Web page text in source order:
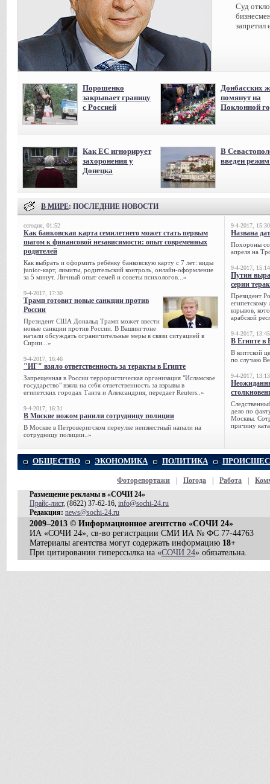
Суд
запретил
Порошенко
закрывает границу
с Россией
Донбасских
помянут на
Поклонной
Как ЕС игнорирует
захоронения у
Донецка
В
введен
В МИРЕ: ПОСЛЕДНИЕ НОВОСТИ
сегодня, 01:52
Как банковская карта семилетнего может стать первым
шагом к финансовой независимости: опыт современных
родителей
Как выбрать и оформить ребёнку банковскую карту с 7 лет: виды
junior-карт, лимиты, родительский контроль, онлайн-оформление
за 5 минут. Личный опыт семей и советы психологов...»
9-4-2017, 17:30
Трамп готовит новые санкции против
России
Президент США Дональд Трамп может ввести
новые санкции против России. В Вашингтоне
начали обсуждать ограничительные меры в связи ситуацией в
Сирии...»
9-4-2017, 16:46
"ИГ" взяло ответственность за теракты в Египте
Запрещенная в России террористическая организация "Исламское
государство" взяла на себя ответственность за взрывы в
египетских городах Танта и Александрия, передает Reuters..»
9-4-2017, 16:31
В Москве ножом ранили сотрудницу полиции
В Москве в Петроверигском переулке неизвестный напали на
сотрудницу полиции..»
9-4-2017, 15:30
Названа
Похороны
апреля на
9-4-2017, 15:14
Путин
серии
Президент
египетскому
взрывов,
арабской
9-4-2017, 13:45
В Египте в
В коптской
по случаю
9-4-2017, 13:13
дело по
Москвы.
причину
ОБЩЕСТВО ЭКОНОМИКА ПОЛИТИКА
Фоторепортажи Погода Работа
Размещение рекламы в «СОЧИ 24»
Прайс-лист, (8622) 37-62-16, info@sochi-24.ru
Редакция: news@sochi-24.ru
2009–2013 © Информационное агентство «СОЧИ 24»
ИА «СОЧИ 24», св-во регистрации СМИ ИА № ФС 77-44763
Материалы агентства могут содержать информацию 18+
При цитировании гиперссылка на «СОЧИ 24» обязательна.